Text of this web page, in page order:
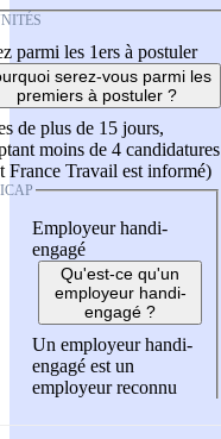
parmi les 1ers à postuler
serez-vous parmi les
premiers à postuler ?
de plus de 15 jours,
moins de 4 candidatures
France Travail est informé)
Employeur handi-
engagé
Qu'est-ce qu'un
employeur handi-
engagé ?
Un employeur handi-
engagé est un
employeur reconnu